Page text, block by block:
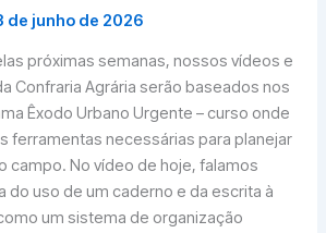
de junho de 2026
próximas semanas, nossos vídeos e
Confraria Agrária serão baseados nos
Êxodo Urbano Urgente – curso onde
ferramentas necessárias para planejar
campo. No vídeo de hoje, falamos
do uso de um caderno e da escrita à
um sistema de organização